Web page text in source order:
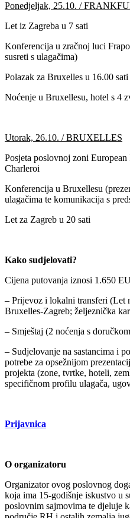
Ponedjeljak, 25.10. /
Let iz Zagreba u 7 sati
Konferencija u zračnoj luci
susreti s ulagačima)
Polazak za Bruxelles u 16.00
Noćenje u Bruxellesu, hotel s 4
Utorak, 26.10. / BRUXELLES
Posjeta poslovnoj zoni
Charleroi
Konferencija u Bruxellesu
ulagačima te komunikacija s
Let za Zagreb u 20 sati
Kako sudjelovati?
Cijena putovanja iznosi 1.650
– Prijevoz i lokalni transferi (Let
Bruxelles-Zagreb; željeznička
– Smještaj (2 noćenja s
– Sudjelovanje na sastancima i
potrebe za opsežnijom
projekta (zone, tvrtke, hoteli,
specifičnom profilu ulagača,
Prijavnica
O organizatoru
Organizator ovog poslovnog
koja ima 15-godišnje iskustvo u
poslovnim sajmovima te djeluje